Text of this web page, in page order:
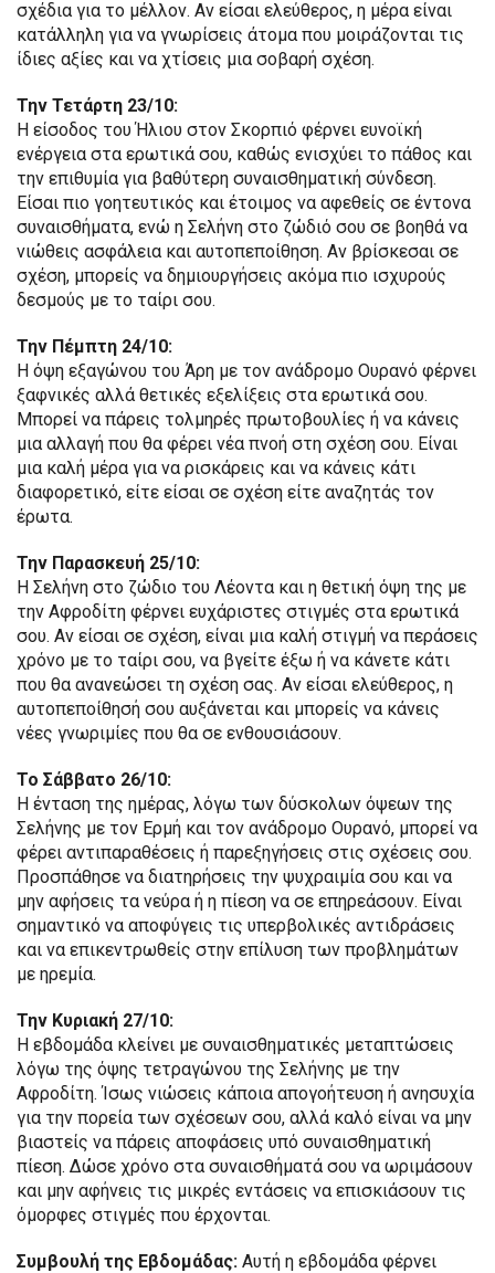
σχέδια για το μέλλον. Αν είσαι ελεύθερος, η μέρα είναι
κατάλληλη για να γνωρίσεις άτομα που μοιράζονται τις
ίδιες αξίες και να χτίσεις μια σοβαρή σχέση.
Την Τετάρτη 23/10:
Η είσοδος του Ήλιου στον Σκορπιό φέρνει ευνοϊκή
ενέργεια στα ερωτικά σου, καθώς ενισχύει το πάθος και
την επιθυμία για βαθύτερη συναισθηματική σύνδεση.
Είσαι πιο γοητευτικός και έτοιμος να αφεθείς σε έντονα
συναισθήματα, ενώ η Σελήνη στο ζώδιό σου σε βοηθά να
νιώθεις ασφάλεια και αυτοπεποίθηση. Αν βρίσκεσαι σε
σχέση, μπορείς να δημιουργήσεις ακόμα πιο ισχυρούς
δεσμούς με το ταίρι σου.
Την Πέμπτη 24/10:
Η όψη εξαγώνου του Άρη με τον ανάδρομο Ουρανό φέρνει
ξαφνικές αλλά θετικές εξελίξεις στα ερωτικά σου.
Μπορεί να πάρεις τολμηρές πρωτοβουλίες ή να κάνεις
μια αλλαγή που θα φέρει νέα πνοή στη σχέση σου. Είναι
μια καλή μέρα για να ρισκάρεις και να κάνεις κάτι
διαφορετικό, είτε είσαι σε σχέση είτε αναζητάς τον
έρωτα.
Την Παρασκευή 25/10:
Η Σελήνη στο ζώδιο του Λέοντα και η θετική όψη της με
την Αφροδίτη φέρνει ευχάριστες στιγμές στα ερωτικά
σου. Αν είσαι σε σχέση, είναι μια καλή στιγμή να περάσεις
χρόνο με το ταίρι σου, να βγείτε έξω ή να κάνετε κάτι
που θα ανανεώσει τη σχέση σας. Αν είσαι ελεύθερος, η
αυτοπεποίθησή σου αυξάνεται και μπορείς να κάνεις
νέες γνωριμίες που θα σε ενθουσιάσουν.
Το Σάββατο 26/10:
Η ένταση της ημέρας, λόγω των δύσκολων όψεων της
Σελήνης με τον Ερμή και τον ανάδρομο Ουρανό, μπορεί να
φέρει αντιπαραθέσεις ή παρεξηγήσεις στις σχέσεις σου.
Προσπάθησε να διατηρήσεις την ψυχραιμία σου και να
μην αφήσεις τα νεύρα ή η πίεση να σε επηρεάσουν. Είναι
σημαντικό να αποφύγεις τις υπερβολικές αντιδράσεις
και να επικεντρωθείς στην επίλυση των προβλημάτων
με ηρεμία.
Την Κυριακή 27/10:
Η εβδομάδα κλείνει με συναισθηματικές μεταπτώσεις
λόγω της όψης τετραγώνου της Σελήνης με την
Αφροδίτη. Ίσως νιώσεις κάποια απογοήτευση ή ανησυχία
για την πορεία των σχέσεων σου, αλλά καλό είναι να μην
βιαστείς να πάρεις αποφάσεις υπό συναισθηματική
πίεση. Δώσε χρόνο στα συναισθήματά σου να ωριμάσουν
και μην αφήνεις τις μικρές εντάσεις να επισκιάσουν τις
όμορφες στιγμές που έρχονται.
Συμβουλή της Εβδομάδας: Αυτή η εβδομάδα φέρνει